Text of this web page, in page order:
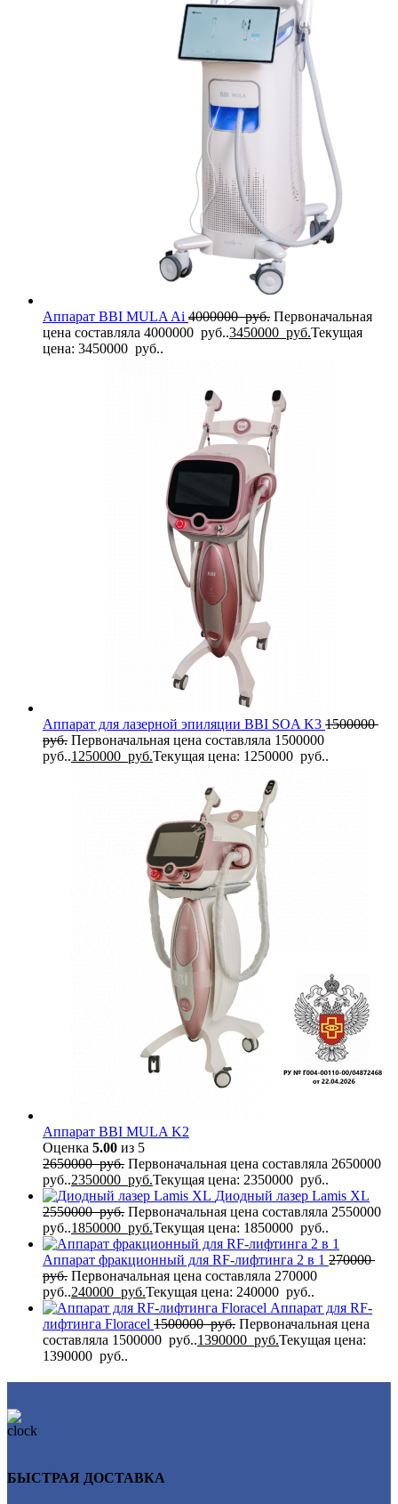
Аппарат BBI MULA Ai 4000000руб. Первоначальная
цена составляла 4000000 руб..3450000 руб.Текущая
цена: 3450000 руб..
Аппарат для лазерной эпиляции BBI SOA K3 1500000
руб. Первоначальная цена составляла 1500000
руб..1250000 руб.Текущая цена: 1250000 руб..
Аппарат BBI MULA K2
Оценка 5.00 из 5
2650000руб. Первоначальная цена составляла 2650000
руб..2350000 руб.Текущая цена: 2350000 руб..
Диодный лазер Lamis XL
2550000руб. Первоначальная цена составляла 2550000
руб..1850000 руб.Текущая цена: 1850000 руб..
Аппарат фракционный для RF-лифтинга 2 в 1 270000
руб. Первоначальная цена составляла 270000
руб..240000 руб.Текущая цена: 240000 руб..
Аппарат для RF-
лифтинга Flоrасеl 1500000руб. Первоначальная цена
составляла 1500000 руб..1390000 руб.Текущая цена:
1390000 руб..
БЫСТРАЯ ДОСТАВКА